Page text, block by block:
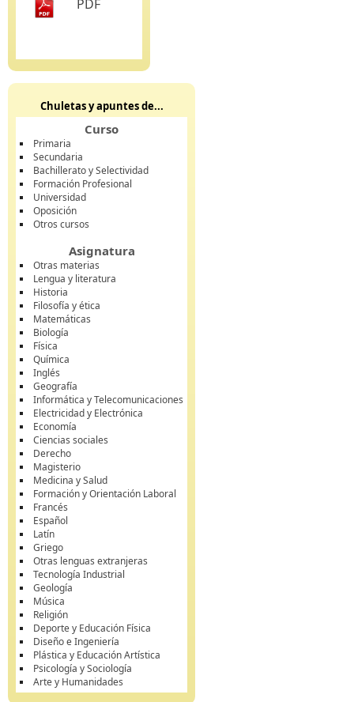
PDF
Chuletas y apuntes de...
Curso
Primaria
Secundaria
Bachillerato y Selectividad
Formación Profesional
Universidad
Oposición
Otros cursos
Asignatura
Otras materias
Lengua y literatura
Historia
Filosofía y ética
Matemáticas
Biología
Física
Química
Inglés
Geografía
Informática y Telecomunicaciones
Electricidad y Electrónica
Economía
Ciencias sociales
Derecho
Magisterio
Medicina y Salud
Formación y Orientación Laboral
Francés
Español
Latín
Griego
Otras lenguas extranjeras
Tecnología Industrial
Geología
Música
Religión
Deporte y Educación Física
Diseño e Ingeniería
Plástica y Educación Artística
Psicología y Sociología
Arte y Humanidades